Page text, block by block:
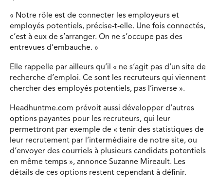
« Notre rôle est de connecter les employeurs et
employés potentiels, précise-t-elle. Une fois connectés,
c’est à eux de s’arranger. On ne s’occupe pas des
entrevues d’embauche. »
Elle rappelle par ailleurs qu’il « ne s’agit pas d’un site de
recherche d’emploi. Ce sont les recruteurs qui viennent
chercher des employés potentiels, pas l’inverse ».
Headhuntme.com prévoit aussi développer d’autres
options payantes pour les recruteurs, qui leur
permettront par exemple de « tenir des statistiques de
leur recrutement par l’intermédiaire de notre site, ou
d’envoyer des courriels à plusieurs candidats potentiels
en même temps », annonce Suzanne Mireault. Les
détails de ces options restent cependant à définir.